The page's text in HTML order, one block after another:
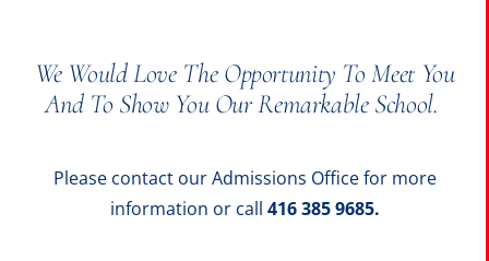
We Would Love The Opportunity To Meet You
And To Show You Our Remarkable School.
Please contact our Admissions Office for more
information or call 416 385 9685.